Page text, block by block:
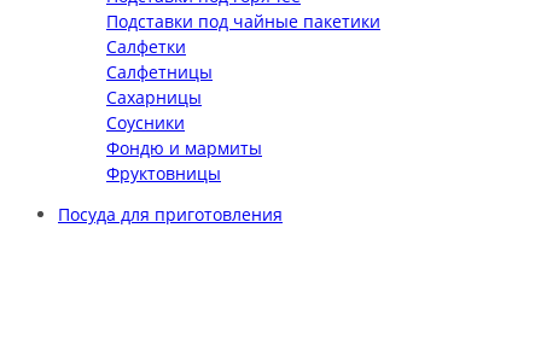
Подставки под чайные пакетики
Салфетки
Салфетницы
Сахарницы
Соусники
Фондю и мармиты
Фруктовницы
Посуда для приготовления